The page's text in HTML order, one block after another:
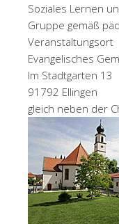
Soziales Lernen
Gruppe gemäß
Veranstaltungsort
Evangelisches
Im Stadtgarten 13
91792 Ellingen
gleich neben der